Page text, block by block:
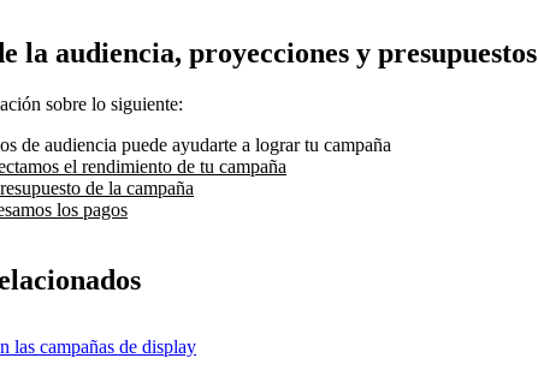
la audiencia, proyecciones y presupuestos
sobre lo siguiente:
de audiencia puede ayudarte a lograr tu campaña
el rendimiento de tu campaña
de la campaña
los pagos
las campañas de display